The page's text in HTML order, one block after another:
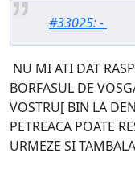
#33025: -
NU MI ATI DAT
BORFASUL DE
VOSTRU[ BIN LA
PETREACA POATE
URMEZE SI